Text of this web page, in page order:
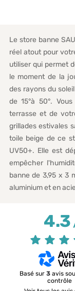
Le store banne
réel atout pour
utiliser qui permet
le moment de la
des rayons du
de 15°à 50°.
terrasse et de
grillades estivales
toile beige de ce
UV50+. Elle est
empêcher
banne de 3,95 x 3
aluminium et en
4.3
Basé sur 3 avis
contrôle